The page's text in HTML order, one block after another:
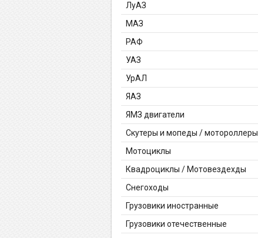
ЛуАЗ
МАЗ
РАФ
УАЗ
УрАЛ
ЯАЗ
ЯМЗ двигатели
Скутеры и мопеды / мотороллеры
Мотоциклы
Квадроциклы / Мотовездехды
Снегоходы
Грузовики иностранные
Грузовики отечественные